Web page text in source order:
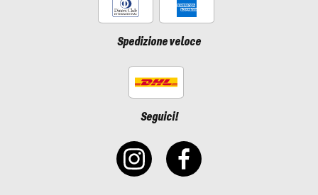
Spedizione veloce
Seguici!